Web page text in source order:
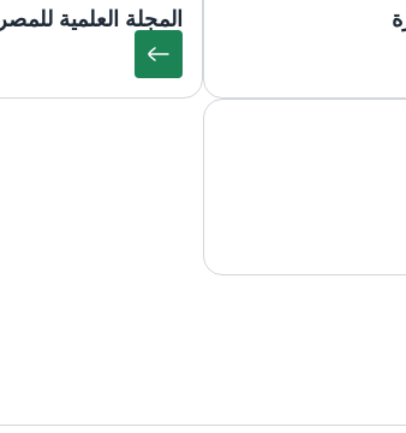
المجلة العلمية